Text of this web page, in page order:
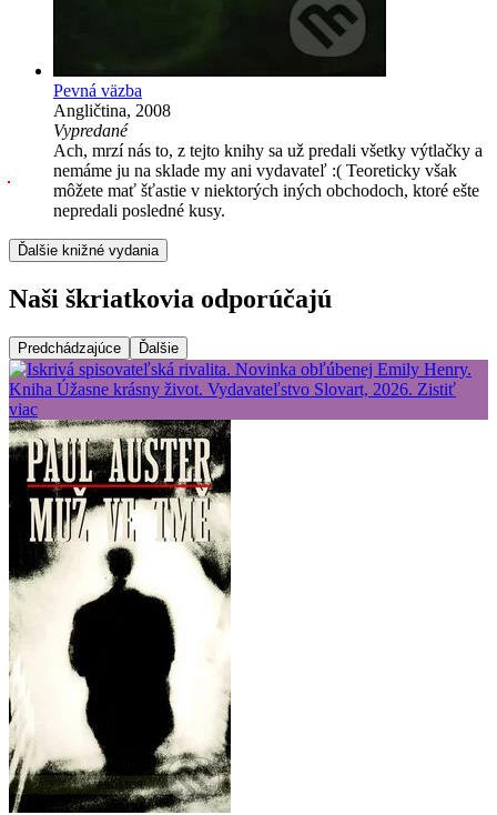
Pevná väzba
Angličtina, 2008
Vypredané
Ach, mrzí nás to, z tejto knihy sa už predali všetky výtlačky a
nemáme ju na sklade my ani vydavateľ :( Teoreticky však
môžete mať šťastie v niektorých iných obchodoch, ktoré ešte
nepredali posledné kusy.
Ďalšie knižné vydania
Naši škriatkovia odporúčajú
Predchádzajúce Ďalšie